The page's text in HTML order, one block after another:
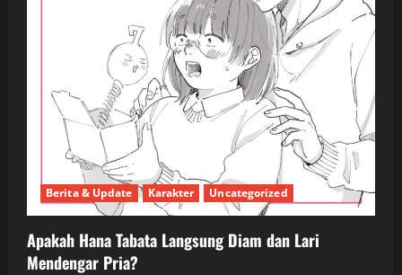
Berita & Update Karakter Uncategorized
Apakah Hana Tabata Langsung Diam dan Lari
Mendengar Pria?